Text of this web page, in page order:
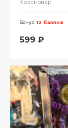
Краснодар
Бонус:12 баллов
599 ₽